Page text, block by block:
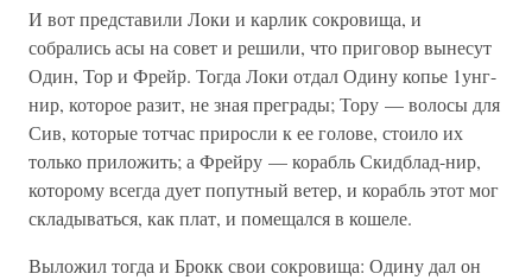
И вот представили Локи и карлик сокровища, и
собрались асы на совет и решили, что приговор вынесут
Один, Тор и Фрейр. Тогда Локи отдал Одину копье 1унг-
нир, которое разит, не зная преграды; Тору — волосы для
Сив, которые тотчас приросли к ее голове, стоило их
только приложить; а Фрейру — корабль Скидблад-нир,
которому всегда дует попутный ветер, и корабль этот мог
складываться, как плат, и помещался в кошеле.
Выложил тогда и Брокк свои сокровища: Одину дал он